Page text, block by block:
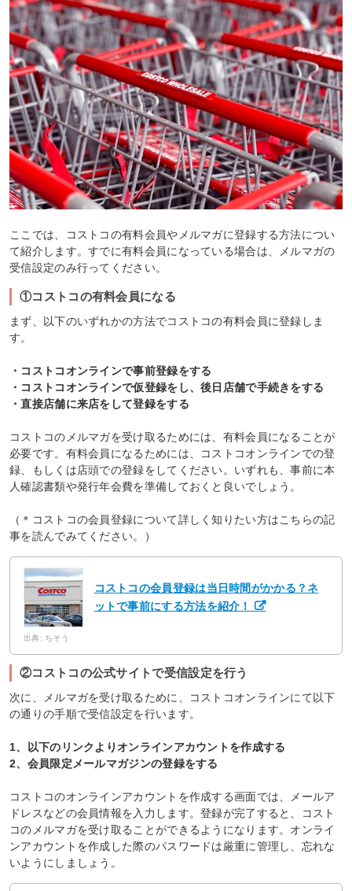
ここでは、コストコの有料会員やメルマガに登録する方法につい
て紹介します。すでに有料会員になっている場合は、メルマガの
受信設定のみ行ってください。
①コストコの有料会員になる
まず、以下のいずれかの方法でコストコの有料会員に登録しま
す。
・コストコオンラインで事前登録をする
・コストコオンラインで仮登録をし、後日店舗で手続きをする
・直接店舗に来店をして登録をする
コストコのメルマガを受け取るためには、有料会員になることが
必要です。有料会員になるためには、コストコオンラインでの登
録、もしくは店頭での登録をしてください。いずれも、事前に本
人確認書類や発行年会費を準備しておくと良いでしょう。
（＊コストコの会員登録について詳しく知りたい方はこちらの記
事を読んでみてください。）
コストコの会員登録は当日時間がかかる？ネ
ットで事前にする方法を紹介！
出典: ちそう
②コストコの公式サイトで受信設定を行う
次に、メルマガを受け取るために、コストコオンラインにて以下
の通りの手順で受信設定を行います。
1、以下のリンクよりオンラインアカウントを作成する
2、会員限定メールマガジンの登録をする
コストコのオンラインアカウントを作成する画面では、メールア
ドレスなどの会員情報を入力します。登録が完了すると、コスト
コのメルマガを受け取ることができるようになります。オンライ
ンアカウントを作成した際のパスワードは厳重に管理し、忘れな
いようにしましょう。